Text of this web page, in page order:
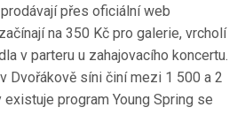
přes oficiální web
na 350 Kč pro galerie, vrcholí
v parteru u zahajovacího koncertu.
Dvořákově síni činí mezi 1 500 a 2
program Young Spring se